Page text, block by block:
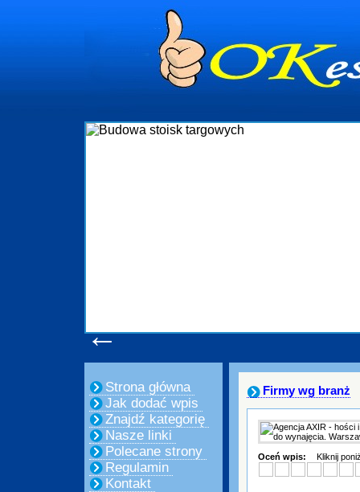
←
Strona główna
Jak dodać wpis
Znajdź kategorię
Nasze linki
Polecane strony
Regulamin
Kontakt
Firmy wg branż
Oceń wpis: Kliknij